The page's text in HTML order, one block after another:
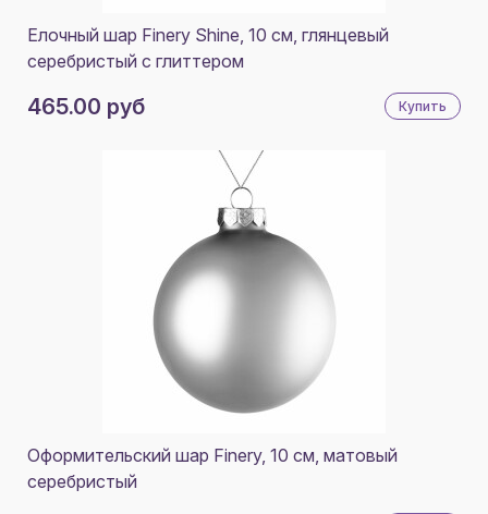
Елочный шар Finery Shine, 10 см, глянцевый
серебристый с глиттером
465.00 руб Купить
Оформительский шар Finery, 10 см, матовый
серебристый